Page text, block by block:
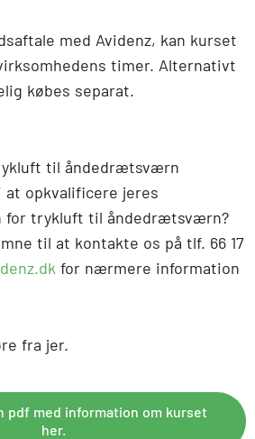
med Avidenz, kan kurset
timer. Alternativt
købes separat.
til åndedrætsværn
opkvalificere jeres
for trykluft til åndedrætsværn?
til at kontakte os på tlf. 66 17
for nærmere information
fra jer.
pdf med information om kurset
her.